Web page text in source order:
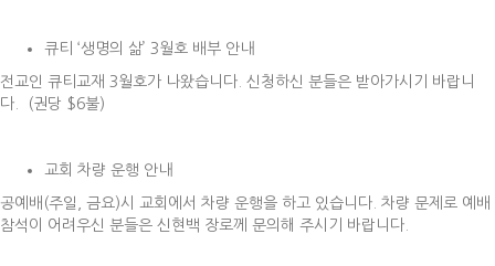
큐티 ‘생명의 삶’ 3월호 배부 안내
전교인 큐티교재 3월호가 나왔습니다. 신청하신 분들은 받아가시기 바랍니
다. (권당 $6불)
교회 차량 운행 안내
공예배(주일, 금요)시 교회에서 차량 운행을 하고 있습니다. 차량 문제로 예배
참석이 어려우신 분들은 신현백 장로께 문의해 주시기 바랍니다.